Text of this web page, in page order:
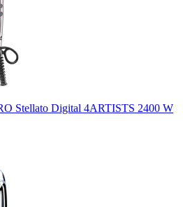
Stellato Digital 4ARTISTS 2400 W